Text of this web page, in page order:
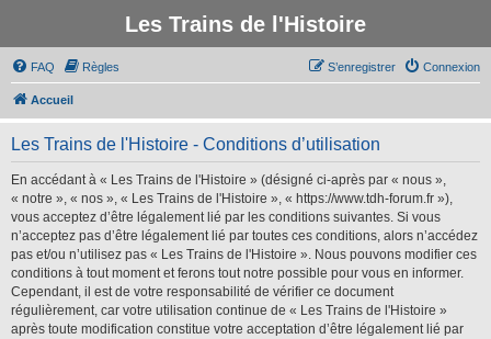
Les Trains de l'Histoire
FAQ Règles Connexion
S’enregistrer
Accueil
Les Trains de l'Histoire - Conditions d’utilisation
En accédant à « Les Trains de l'Histoire » (désigné ci-après par « nous »,
« notre », « nos », « Les Trains de l'Histoire », « https://www.tdh-forum.fr »),
vous acceptez d’être légalement lié par les conditions suivantes. Si vous
n’acceptez pas d’être légalement lié par toutes ces conditions, alors n’accédez
pas et/ou n’utilisez pas « Les Trains de l'Histoire ». Nous pouvons modifier ces
conditions à tout moment et ferons tout notre possible pour vous en informer.
Cependant, il est de votre responsabilité de vérifier ce document
régulièrement, car votre utilisation continue de « Les Trains de l'Histoire »
après toute modification constitue votre acceptation d’être légalement lié par